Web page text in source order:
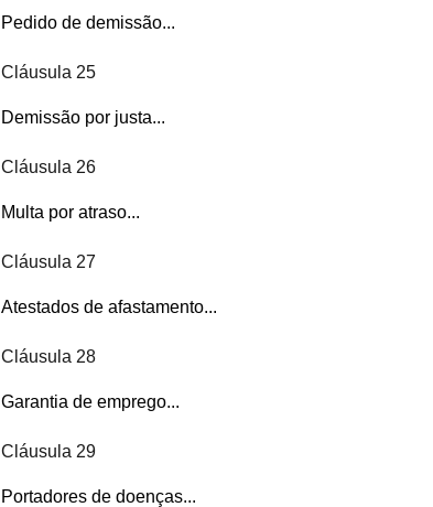
Pedido de demissão...
Cláusula 25
Demissão por justa...
Cláusula 26
Multa por atraso...
Cláusula 27
Atestados de afastamento...
Cláusula 28
Garantia de emprego...
Cláusula 29
Portadores de doenças...